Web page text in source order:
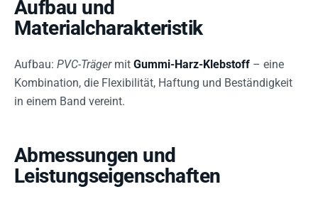
Aufbau und
Materialcharakteristik
Aufbau: PVC-Trägermit Gummi-Harz-Klebstoff – eine
Kombination, die Flexibilität, Haftung und Beständigkeit
in einem Band vereint.
Abmessungen und
Leistungseigenschaften